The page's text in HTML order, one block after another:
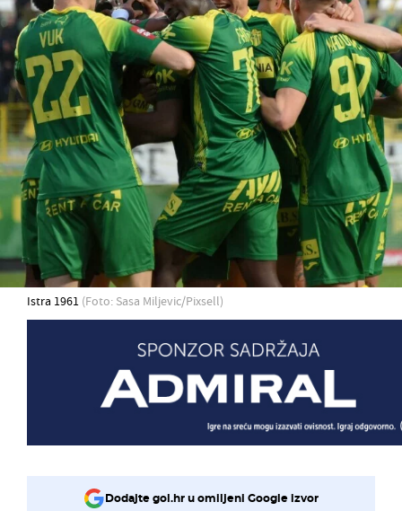
Istra 1961 (Foto: Sasa Miljevic/Pixsell)
Dodajte gol.hr u omiljeni Google izvor